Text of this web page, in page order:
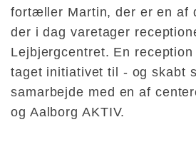
fortæller Martin, der er en af
der i dag varetager
Lejbjergcentret. En
taget initiativet til - og skabt
samarbejde med en af
og Aalborg AKTIV.